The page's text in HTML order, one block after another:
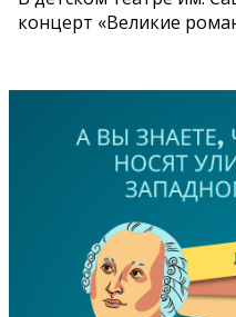
концерт «Великие